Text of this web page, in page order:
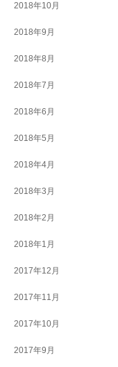
2018年10月
2018年9月
2018年8月
2018年7月
2018年6月
2018年5月
2018年4月
2018年3月
2018年2月
2018年1月
2017年12月
2017年11月
2017年10月
2017年9月